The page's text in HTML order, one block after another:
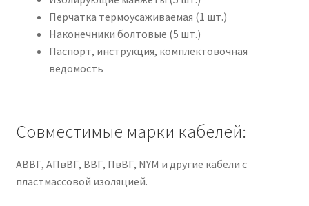
Перчатка термоусаживаемая (1 шт.)
Наконечники болтовые (5 шт.)
Паспорт, инструкция, комплектовочная
ведомость
Совместимые марки кабелей:
АВВГ, АПвВГ, ВВГ, ПвВГ, NYM и другие кабели с
пластмассовой изоляцией.